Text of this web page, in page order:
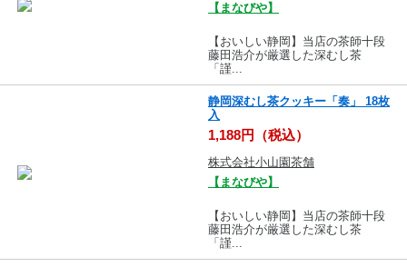
【まなびや】
【おいしい静岡】当店の茶師十段
藤田浩介が厳選した深むし茶
「謹...
静岡深むし茶クッキー「奏」 18枚
入
1,188円（税込）
株式会社小山園茶舗
【まなびや】
【おいしい静岡】当店の茶師十段
藤田浩介が厳選した深むし茶
「謹...